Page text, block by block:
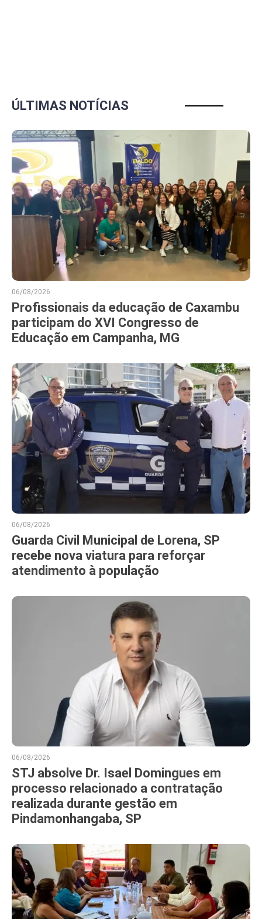
ÚLTIMAS NOTÍCIAS
06/08/2026
Profissionais da educação de Caxambu
participam do XVI Congresso de
Educação em Campanha, MG
06/08/2026
Guarda Civil Municipal de Lorena, SP
recebe nova viatura para reforçar
atendimento à população
06/08/2026
STJ absolve Dr. Isael Domingues em
processo relacionado a contratação
realizada durante gestão em
Pindamonhangaba, SP